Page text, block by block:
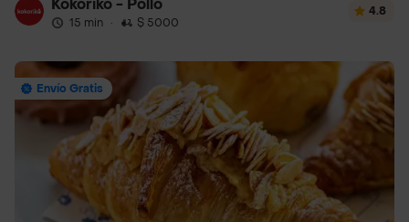
Kokoriko - Pollo
15 min · $ 5000
4.8
Envío Gratis